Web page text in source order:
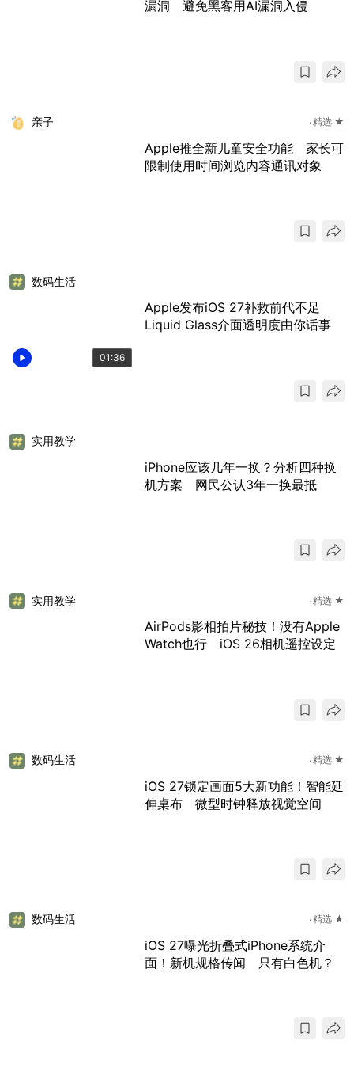
漏洞 避免黑客用AI漏洞入侵
亲子 精选 ★
Apple推全新儿童安全功能 家长可
限制使用时间浏览内容通讯对象
01:36
数码生活
Apple发布iOS 27补救前代不足
Liquid Glass介面透明度由你话事
实用教学
iPhone应该几年一换？分析四种换
机方案 网民公认3年一换最抵
实用教学 精选 ★
AirPods影相拍片秘技！没有Apple
Watch也行 iOS 26相机遥控设定
数码生活 精选 ★
iOS 27锁定画面5大新功能！智能延
伸桌布 微型时钟释放视觉空间
数码生活 精选 ★
iOS 27曝光折叠式iPhone系统介
面！新机规格传闻 只有白色机？